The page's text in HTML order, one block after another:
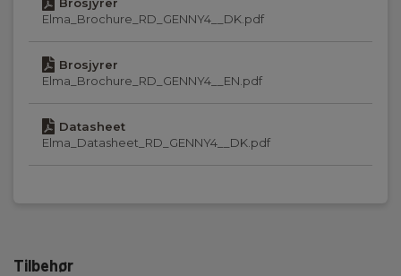
Elma_Brochure_RD_GENNY4__DK.pdf
Brosjyrer
Elma_Brochure_RD_GENNY4__EN.pdf
Datasheet
Elma_Datasheet_RD_GENNY4__DK.pdf
Tilbehør